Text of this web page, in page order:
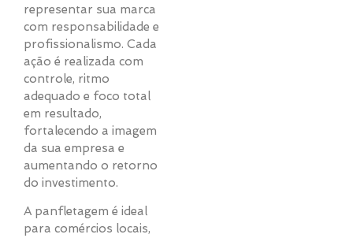
representar sua marca
com responsabilidade e
profissionalismo. Cada
ação é realizada com
controle, ritmo
adequado e foco total
em resultado,
fortalecendo a imagem
da sua empresa e
aumentando o retorno
do investimento.
A panfletagem é ideal
para comércios locais,